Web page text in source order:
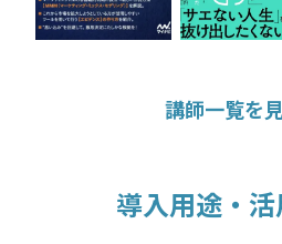
講師一覧を
導入用途・